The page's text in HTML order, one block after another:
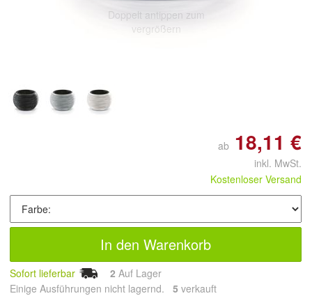
Doppelt antippen zum
vergrößern
ab 18,11 €
inkl. MwSt.
Kostenloser Versand
In den Warenkorb
Sofort lieferbar 2 Auf Lager
Einige Ausführungen nicht lagernd. 5 verkauft